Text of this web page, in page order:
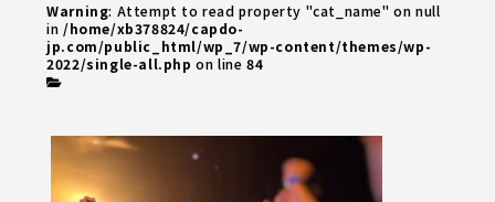
Warning: Attempt to read property "cat_name" on null
in/home/xb378824/capdo-
jp.com/public_html/wp_7/wp-content/themes/wp-
2022/single-all.php on line84